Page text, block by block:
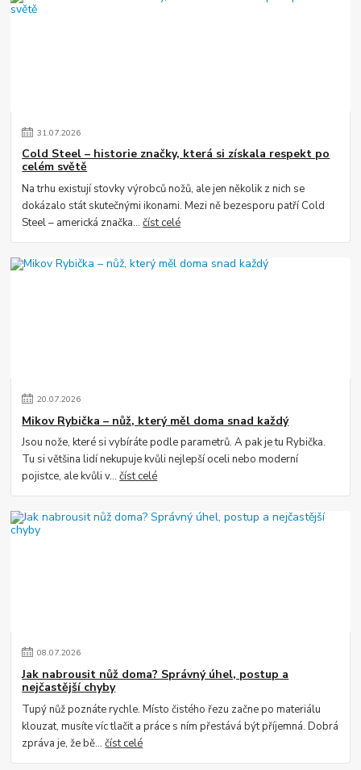
31.07.2026
Cold Steel – historie značky, která si získala respekt po
celém světě
Na trhu existují stovky výrobců nožů, ale jen několik z nich se
dokázalo stát skutečnými ikonami. Mezi ně bezesporu patří Cold
Steel – americká značka...číst celé
20.07.2026
Mikov Rybička – nůž, který měl doma snad každý
Jsou nože, které si vybíráte podle parametrů. A pak je tu Rybička.
Tu si většina lidí nekupuje kvůli nejlepší oceli nebo moderní
pojistce, ale kvůli v...číst celé
08.07.2026
Jak nabrousit nůž doma? Správný úhel, postup a
nejčastější chyby
Tupý nůž poznáte rychle. Místo čistého řezu začne po materiálu
klouzat, musíte víc tlačit a práce s ním přestává být příjemná. Dobrá
zpráva je, že bě...číst celé